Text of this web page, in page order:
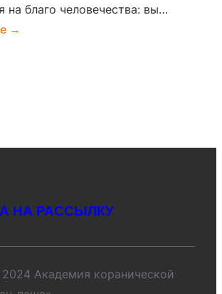
на благо человечества: вы…
→
до
НА РАССЫЛКУ
Академия коранической